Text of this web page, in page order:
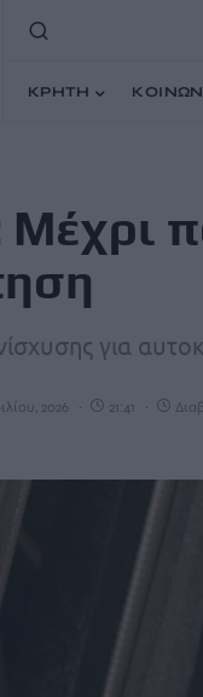
ΚΡΗΤΗ
Μέχρι
για
2026 21:41